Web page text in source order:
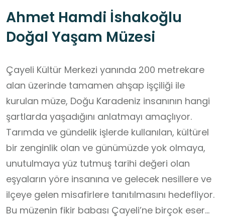
Ahmet Hamdi İshakoğlu
Doğal Yaşam Müzesi
Çayeli Kültür Merkezi yanında 200 metrekare
alan üzerinde tamamen ahşap işçiliği ile
kurulan müze, Doğu Karadeniz insanının hangi
şartlarda yaşadığını anlatmayı amaçlıyor.
Tarımda ve gündelik işlerde kullanılan, kültürel
bir zenginlik olan ve günümüzde yok olmaya,
unutulmaya yüz tutmuş tarihi değeri olan
eşyaların yöre insanına ve gelecek nesillere ve
ilçeye gelen misafirlere tanıtılmasını hedefliyor.
Bu müzenin fikir babası Çayeli’ne birçok eser